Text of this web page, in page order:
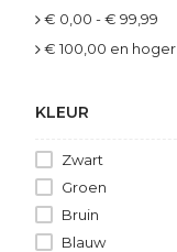
€ 0,00 -€ 99,99
€ 100,00 en hoger
KLEUR
Zwart
Groen
Bruin
Blauw